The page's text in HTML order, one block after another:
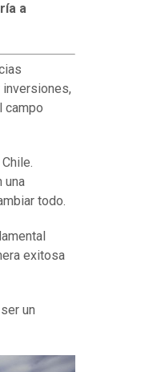
a
campo
una
todo.
exitosa
un